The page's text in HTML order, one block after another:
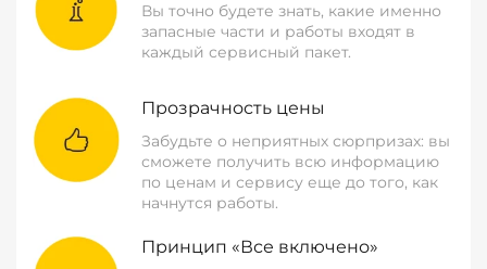
Вы точно будете знать, какие именно
запасные части и работы входят в
каждый сервисный пакет.
Прозрачность цены
Забудьте о неприятных сюрпризах: вы
сможете получить всю информацию
по ценам и сервису еще до того, как
начнутся работы.
Принцип «Все включено»